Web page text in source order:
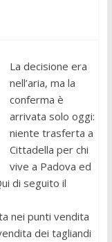
La decisione era
nell’aria, ma la
conferma è
arrivata solo oggi:
niente trasferta a
Cittadella per chi
vive a Padova ed
di seguito il
nei punti vendita
dei tagliandi